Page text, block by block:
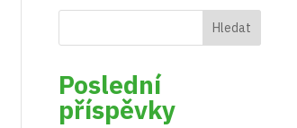
Hledat
Poslední
příspěvky